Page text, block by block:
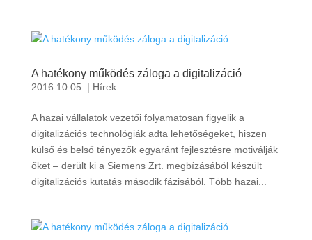
A hatékony működés záloga a digitalizáció
2016.10.05. | Hírek
A hazai vállalatok vezetői folyamatosan figyelik a
digitalizációs technológiák adta lehetőségeket, hiszen
külső és belső tényezők egyaránt fejlesztésre motiválják
őket – derült ki a Siemens Zrt. megbízásából készült
digitalizációs kutatás második fázisából. Több hazai...